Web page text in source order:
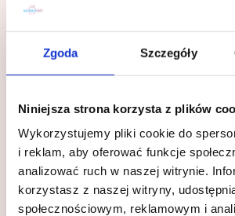
Zgoda Szczegóły
Niniejsza strona korzysta z plików
Wykorzystujemy pliki cookie do
i reklam, aby oferować funkcje
analizować ruch w naszej witrynie.
korzystasz z naszej witryny,
społecznościowym, reklamowym i
żywieniowe?
Trwała zmiana nawyków żywieniowych
wymagaświadomości, stopniowego
kontrolowaniem diety, psychodietetyka
być skutecznym rozwiązaniem, które
osiągnąć długoterminowe efekty.
📢Chcesz nauczyć się zdrowych
Dołącz doMarcowego Wyzwania w
Dietetyk Martyi zacznij zmieniać swoje
podejście do jedzenia na dobre! 🚀💚